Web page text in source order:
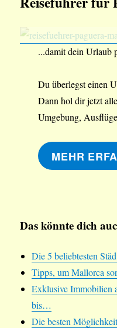
...damit dein Urlaub
Du überlegst einen
Dann hol dir jetzt
Umgebung,
MEHR
Das könnte dich
Die 5 beliebtesten
Tipps, um Mallorca
Exklusive Immobilien
bis…
Die besten